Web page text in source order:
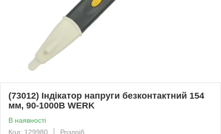
(73012) Індікатор напруги безконтактний 154
мм, 90-1000B WERK
В наявності
Код: 129980
Роздріб